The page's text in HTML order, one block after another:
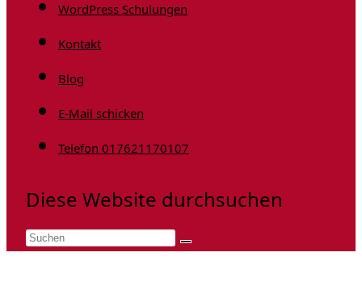
WordPress Schulungen
Kontakt
Blog
E-Mail schicken
Telefon 017621170107
Diese Website durchsuchen